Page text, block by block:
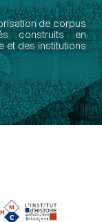
de corpus
construits en
et des institutions